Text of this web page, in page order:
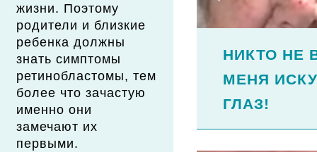
жизни. Поэтому
родители и близкие
ребенка должны
знать симптомы
ретинобластомы, тем
более что зачастую
именно они
замечают их
первыми.
НИКТО НЕ
МЕНЯ
ГЛАЗ!